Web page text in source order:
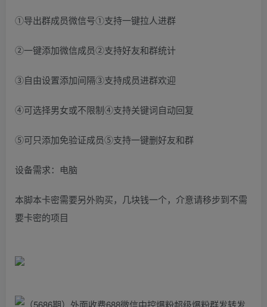
①导出群成员微信号①支持一键拉人进群
②一键添加微信成员②支持好友和群统计
③自由设置添加间隔③支持成员进群欢迎
④可选择男女或不限制④支持关键词自动回复
⑤可只添加免验证成员⑤支持一键删好友和群
设备需求：电脑
本脚本卡密需要另外购买，几块钱一个，介意请移步到不需
要卡密的项目